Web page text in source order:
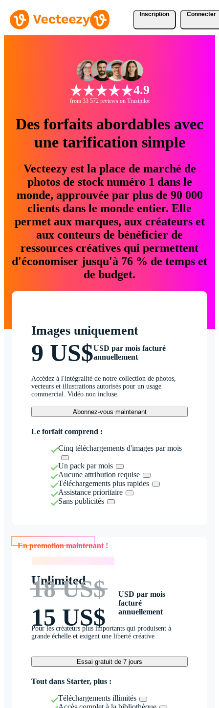
Inscription Connecter
4.9
from 33 572 reviews on Trustpilot
Des forfaits abordables avec
une tarification simple
Vecteezy est la place de marché de
photos de stock numéro 1 dans le
monde, approuvée par plus de 90 000
clients dans le monde entier. Elle
permet aux marques, aux créateurs et
aux conteurs de bénéficier de
ressources créatives qui permettent
d'économiser jusqu'à 76 % de temps et
de budget.
Images uniquement
9 US$USD par mois facturé
annuellement
Accédez à l'intégralité de notre collection de photos,
vecteurs et illustrations autorisés pour un usage
commercial. Vidéo non incluse.
Abonnez-vous maintenant
Le forfait comprend :
Cinq téléchargements d'images par mois
Un pack par mois
Aucune attribution requise
Téléchargements plus rapides
Assistance prioritaire
Sans publicités
En promotion maintenant !
Unlimited
18 US$
15 US$
USD par mois
facturé
annuellement
Pour les créateurs plus importants qui produisent à
grande échelle et exigent une liberté créative
Essai gratuit de 7 jours
Tout dans Starter, plus :
Téléchargements illimités